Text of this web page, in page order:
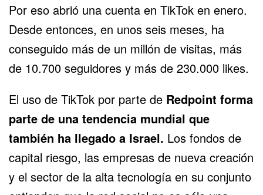
Por eso abrió una cuenta en TikTok en enero.
Desde entonces, en unos seis meses, ha
conseguido más de un millón de visitas, más
de 10.700 seguidores y más de 230.000 likes.
El uso de TikTok por parte de Redpoint forma
parte de una tendencia mundial que
también ha llegado a Israel. Los fondos de
capital riesgo, las empresas de nueva creación
y el sector de la alta tecnología en su conjunto